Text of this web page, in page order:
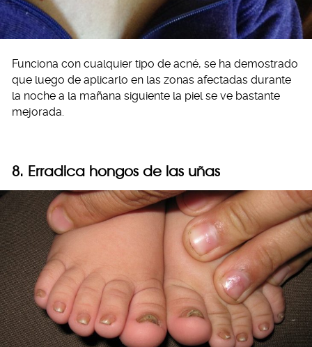
Funciona con cualquier tipo de acné, se ha demostrado
que luego de aplicarlo en las zonas afectadas durante
la noche a la mañana siguiente la piel se ve bastante
mejorada.
8. Erradica hongos de las uñas